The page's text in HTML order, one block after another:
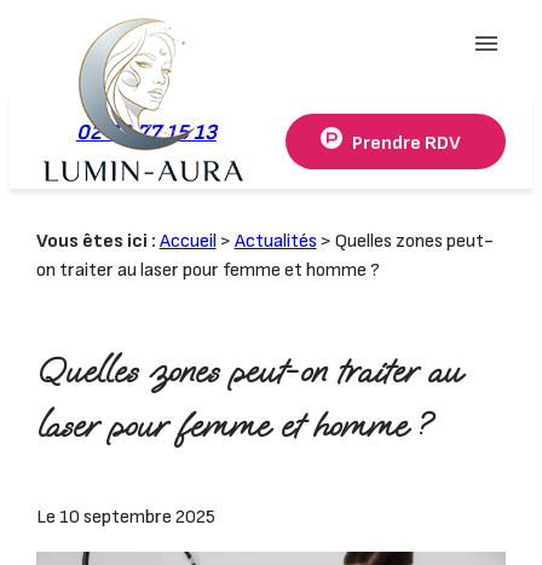
menu
02 78 77 15 13 Prendre RDV
Vous êtes ici : Accueil> Actualités > Quelles zones peut-
on traiter au laser pour femme et homme ?
Quelles zones peut-on traiter au
laser pour femme et homme ?
Le 10 septembre 2025
Panneau de gestion des cookies